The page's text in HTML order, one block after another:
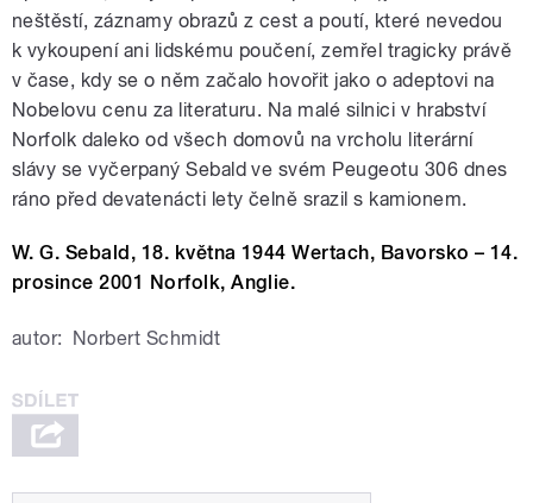
neštěstí, záznamy obrazů z cest a poutí, které nevedou
k vykoupení ani lidskému poučení, zemřel tragicky právě
v čase, kdy se o něm začalo hovořit jako o adeptovi na
Nobelovu cenu za literaturu. Na malé silnici v hrabství
Norfolk daleko od všech domovů na vrcholu literární
slávy se vyčerpaný Sebald ve svém Peugeotu 306 dnes
ráno před devatenácti lety čelně srazil s kamionem.
W. G. Sebald, 18. května 1944 Wertach, Bavorsko – 14.
prosince 2001 Norfolk, Anglie.
autor: Norbert Schmidt